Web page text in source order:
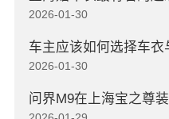
2026-01-30
车主应该如何选择车衣
2026-01-30